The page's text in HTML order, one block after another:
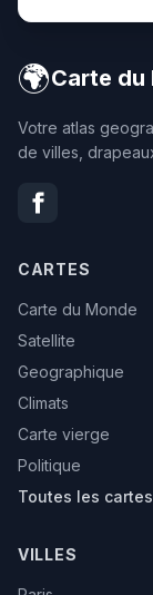
🌍Carte du
Votre atlas
de villes,
CARTES
Carte du Monde
Satellite
Geographique
Climats
Carte vierge
Politique
Toutes les
VILLES